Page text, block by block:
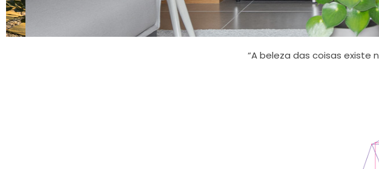
“A beleza das coisas existe